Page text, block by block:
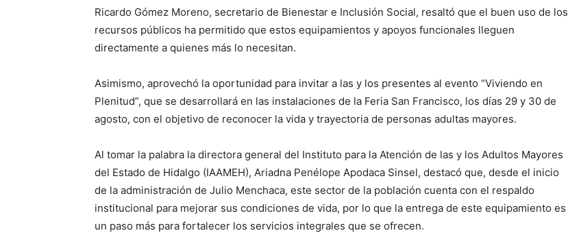
Ricardo Gómez Moreno, secretario de Bienestar e Inclusión Social, resaltó que el buen uso de los
recursos públicos ha permitido que estos equipamientos y apoyos funcionales lleguen
directamente a quienes más lo necesitan.
Asimismo, aprovechó la oportunidad para invitar a las y los presentes al evento “Viviendo en
Plenitud”, que se desarrollará en las instalaciones de la Feria San Francisco, los días 29 y 30 de
agosto, con el objetivo de reconocer la vida y trayectoria de personas adultas mayores.
Al tomar la palabra la directora general del Instituto para la Atención de las y los Adultos Mayores
del Estado de Hidalgo (IAAMEH), Ariadna Penélope Apodaca Sinsel, destacó que, desde el inicio
de la administración de Julio Menchaca, este sector de la población cuenta con el respaldo
institucional para mejorar sus condiciones de vida, por lo que la entrega de este equipamiento es
un paso más para fortalecer los servicios integrales que se ofrecen.